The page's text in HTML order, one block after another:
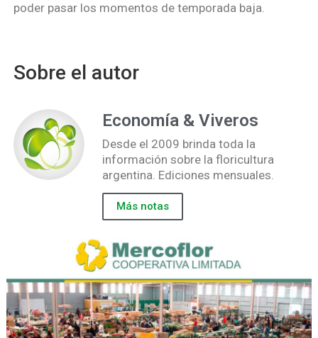
poder pasar los momentos de temporada baja.
Sobre el autor
Economía & Viveros
Desde el 2009 brinda toda la
información sobre la floricultura
argentina. Ediciones mensuales.
Más notas